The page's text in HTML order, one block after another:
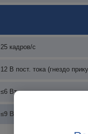
25 кадров/с
12 В пост. тока (гнездо
≤6 Вт
≤9 Вт (с включенным